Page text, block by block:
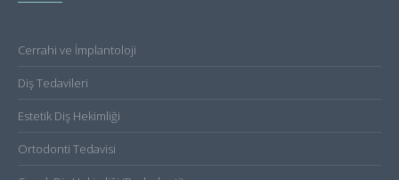
Cerrahi ve İmplantoloji
Diş Tedavileri
Estetik Diş Hekimliği
Ortodonti Tedavisi